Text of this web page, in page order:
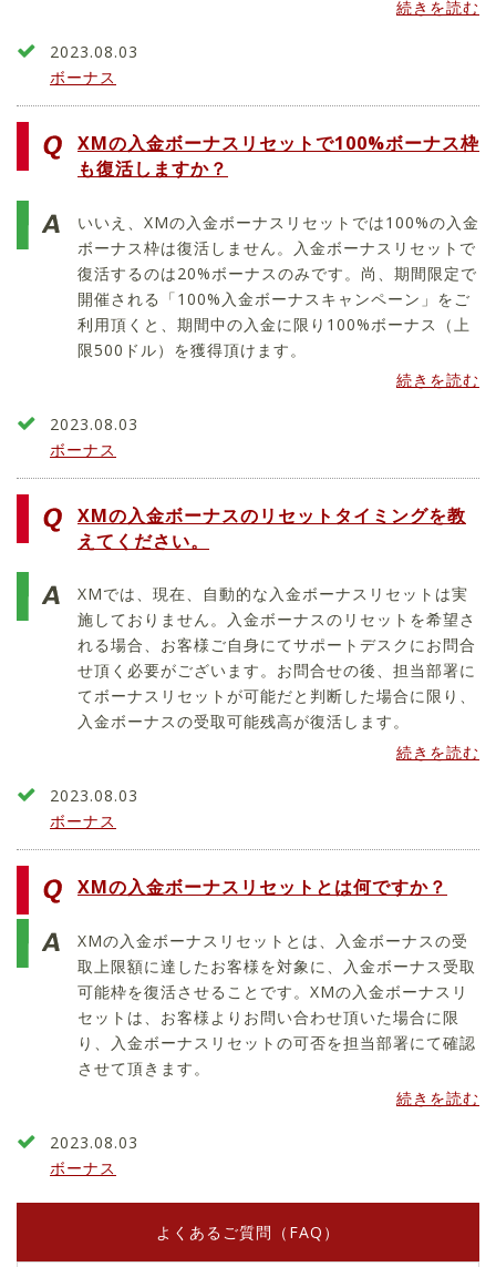
続きを読む
2023.08.03
ボーナス
XMの入金ボーナスリセットで100%ボーナス枠
も復活しますか？
いいえ、XMの入金ボーナスリセットでは100%の入金
ボーナス枠は復活しません。入金ボーナスリセットで
復活するのは20%ボーナスのみです。尚、期間限定で
開催される「100%入金ボーナスキャンペーン」をご
利用頂くと、期間中の入金に限り100%ボーナス（上
限500ドル）を獲得頂けます。
続きを読む
2023.08.03
ボーナス
XMの入金ボーナスのリセットタイミングを教
えてください。
XMでは、現在、自動的な入金ボーナスリセットは実
施しておりません。入金ボーナスのリセットを希望さ
れる場合、お客様ご自身にてサポートデスクにお問合
せ頂く必要がございます。お問合せの後、担当部署に
てボーナスリセットが可能だと判断した場合に限り、
入金ボーナスの受取可能残高が復活します。
続きを読む
2023.08.03
ボーナス
XMの入金ボーナスリセットとは何ですか？
XMの入金ボーナスリセットとは、入金ボーナスの受
取上限額に達したお客様を対象に、入金ボーナス受取
可能枠を復活させることです。XMの入金ボーナスリ
セットは、お客様よりお問い合わせ頂いた場合に限
り、入金ボーナスリセットの可否を担当部署にて確認
させて頂きます。
続きを読む
2023.08.03
ボーナス
よくあるご質問（FAQ）